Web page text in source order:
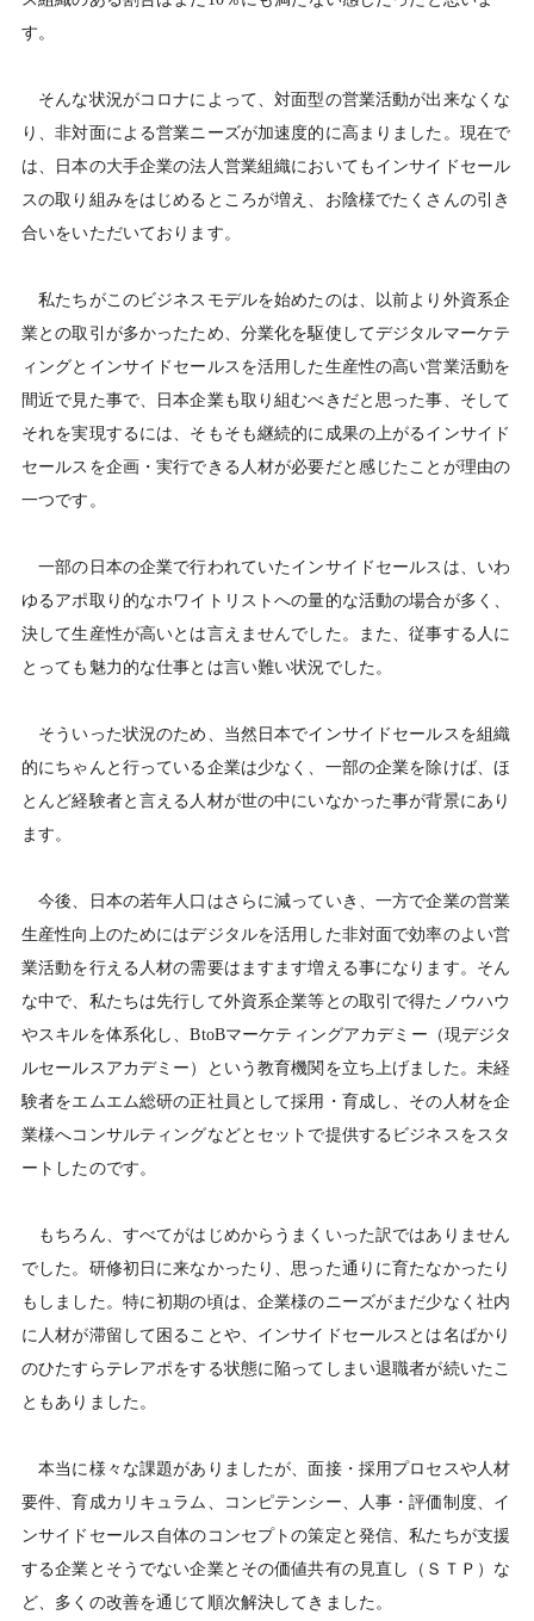
す。
そんな状況がコロナによって、対面型の営業活動が出来なくな
り、非対面による営業ニーズが加速度的に高まりました。現在で
は、日本の大手企業の法人営業組織においてもインサイドセール
スの取り組みをはじめるところが増え、お陰様でたくさんの引き
合いをいただいております。
私たちがこのビジネスモデルを始めたのは、以前より外資系企
業との取引が多かったため、分業化を駆使してデジタルマーケテ
ィングとインサイドセールスを活用した生産性の高い営業活動を
間近で見た事で、日本企業も取り組むべきだと思った事、そして
それを実現するには、そもそも継続的に成果の上がるインサイド
セールスを企画・実行できる人材が必要だと感じたことが理由の
一つです。
一部の日本の企業で行われていたインサイドセールスは、いわ
ゆるアポ取り的なホワイトリストへの量的な活動の場合が多く、
決して生産性が高いとは言えませんでした。また、従事する人に
とっても魅力的な仕事とは言い難い状況でした。
そういった状況のため、当然日本でインサイドセールスを組織
的にちゃんと行っている企業は少なく、一部の企業を除けば、ほ
とんど経験者と言える人材が世の中にいなかった事が背景にあり
ます。
今後、日本の若年人口はさらに減っていき、一方で企業の営業
生産性向上のためにはデジタルを活用した非対面で効率のよい営
業活動を行える人材の需要はますます増える事になります。そん
な中で、私たちは先行して外資系企業等との取引で得たノウハウ
やスキルを体系化し、BtoBマーケティングアカデミー（現デジタ
ルセールスアカデミー）という教育機関を立ち上げました。未経
験者をエムエム総研の正社員として採用・育成し、その人材を企
業様へコンサルティングなどとセットで提供するビジネスをスタ
ートしたのです。
もちろん、すべてがはじめからうまくいった訳ではありません
でした。研修初日に来なかったり、思った通りに育たなかったり
もしました。特に初期の頃は、企業様のニーズがまだ少なく社内
に人材が滞留して困ることや、インサイドセールスとは名ばかり
のひたすらテレアポをする状態に陥ってしまい退職者が続いたこ
ともありました。
本当に様々な課題がありましたが、面接・採用プロセスや人材
要件、育成カリキュラム、コンピテンシー、人事・評価制度、イ
ンサイドセールス自体のコンセプトの策定と発信、私たちが支援
する企業とそうでない企業とその価値共有の見直し（ＳＴＰ）な
ど、多くの改善を通じて順次解決してきました。